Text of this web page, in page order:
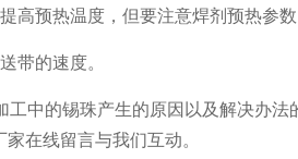
高预热温度，但要注意焊剂预热参数
带的速度。
工中的锡珠产生的原因以及解决办
在线留言与我们互动。